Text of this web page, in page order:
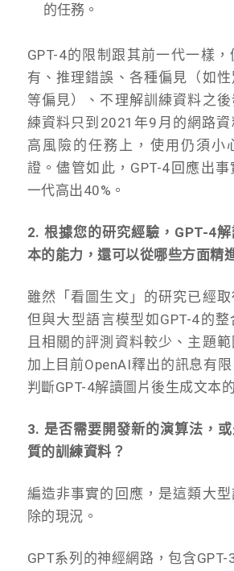
的任務。
GPT-4的限制跟其前一代一樣
有、推理錯誤、各種偏見（如
等偏見）、不理解訓練資料之
練資料只到2021年9月的網路
高風險的任務上，使用仍須小
證。儘管如此，GPT-4回應出
一代高出40%。
2. 根據您的研究經驗，GPT-4
本的能力，還可以從哪些方面精
雖然「看圖生文」的研究已經取
但與大型語言模型如GPT-4的
且相關的評測資料較少、主題
加上目前OpenAI釋出的訊息有
判斷GPT-4解讀圖片後生成文本
3. 是否需要開發新的演算法，
質的訓練資料？
編造非事實的回應，是這類大
除的現況。
GPT系列的神經網路，包含GPT-